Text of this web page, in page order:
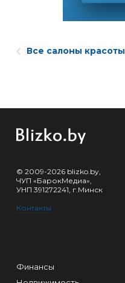
Все салоны красоты
© 2009-2026 blizko.by,
ЧУП «БарокМедиа»,
УНП 391272241, г.Минск
Контакты
Финансы